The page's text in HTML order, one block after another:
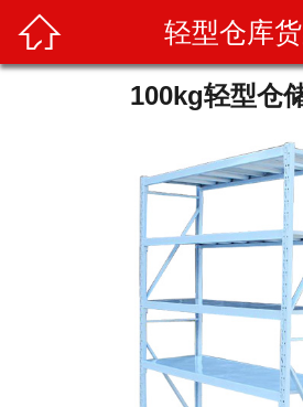
 轻型仓库
100kg轻型仓